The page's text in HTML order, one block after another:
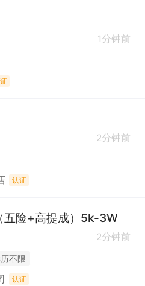
1分钟前
2分钟前
认证
五险+高提成）5k-3W
2分钟前
不限
认证